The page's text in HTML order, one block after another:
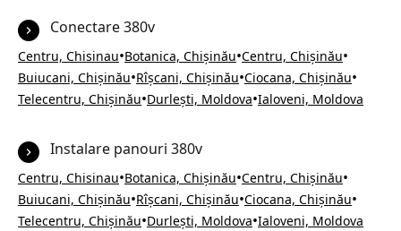
Conectare 380v
Centru, Chisinau•Botanica, Chișinău•Centru, Chișinău•
Buiucani, Chișinău•Rîșcani, Chișinău•Ciocana, Chișinău•
Telecentru, Chișinău•Durlești, Moldova•Ialoveni, Moldova
Instalare panouri 380v
Centru, Chisinau•Botanica, Chișinău•Centru, Chișinău•
Buiucani, Chișinău•Rîșcani, Chișinău•Ciocana, Chișinău•
Telecentru, Chișinău•Durlești, Moldova•Ialoveni, Moldova